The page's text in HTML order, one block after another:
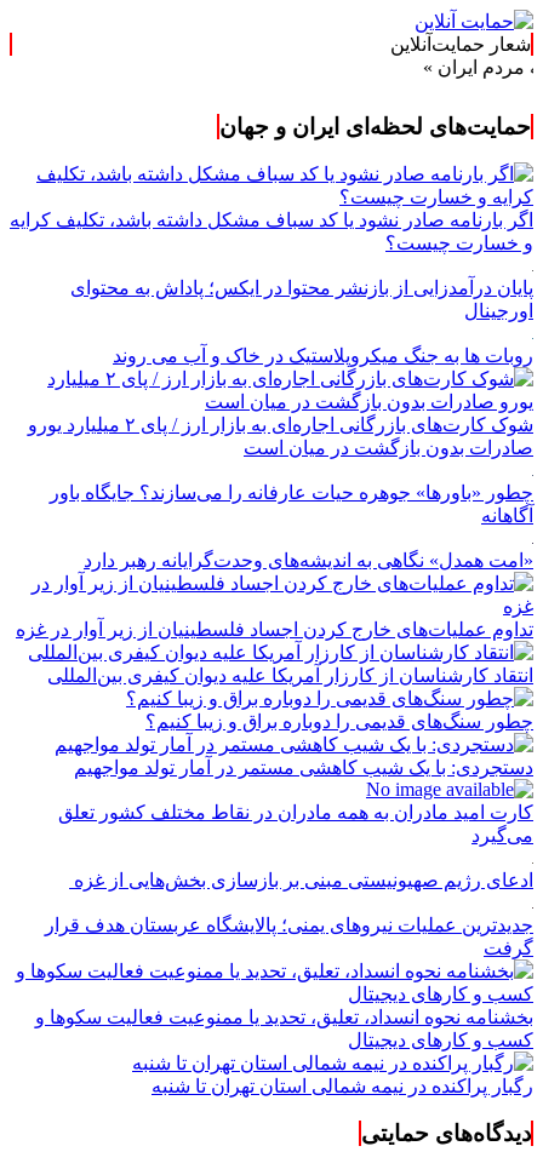
شعار حمایت‌آنلاین
»
حمایت‌های لحظه‌ای ایران و جهان
اگر بارنامه صادر نشود یا کد سباف مشکل داشته باشد، تکلیف کرایه
و خسارت چیست؟
پایان درآمدزایی از بازنشر محتوا در ایکس؛ پاداش به محتوای
اورجینال
روبات ها به جنگ میکروپلاستیک در خاک و آب می روند
شوک کارت‌های بازرگانی اجاره‌ای به بازار ارز / پای ۲ میلیارد یورو
صادرات بدون بازگشت در میان است
چطور «باورها» جوهره حیات عارفانه را می‌سازند؟ جایگاه باور
آگاهانه
«امت همدل» نگاهی به اندیشه‌های وحدت‌گرایانه رهبر دارد
تداوم عملیات‌های خارج کردن اجساد فلسطینیان از زیر آوار در غزه
انتقاد کارشناسان از کارزار آمریکا علیه دیوان کیفری بین‌المللی
چطور سنگ‌های قدیمی را دوباره براق و زیبا کنیم؟
دستجردی: با یک شیب کاهشی مستمر در آمار تولد مواجهیم
کارت امید مادران به همه مادران در نقاط مختلف کشور تعلق
می‌گیرد
ادعای رژیم صهیونیستی مبنی بر بازسازی بخش‌هایی از غزه
جدیدترین عملیات نیروهای یمنی؛ پالایشگاه عربستان هدف قرار
گرفت
بخشنامه نحوه انسداد، تعلیق، تحدید یا ممنوعیت فعالیت سکوها و
کسب و کارهای دیجیتال
رگبار پراکنده در نیمه شمالی استان تهران تا شنبه
دیدگاه‌های حمایتی